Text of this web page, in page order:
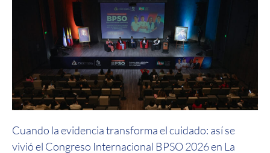
Cuando la evidencia transforma el cuidado: así se
vivió el Congreso Internacional BPSO 2026 en La